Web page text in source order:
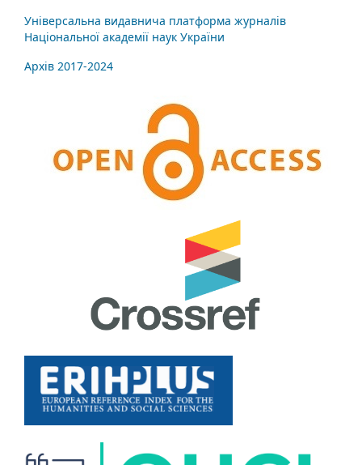
Універсальна видавнича платформа журналів
Національної академії наук України
Архів 2017-2024